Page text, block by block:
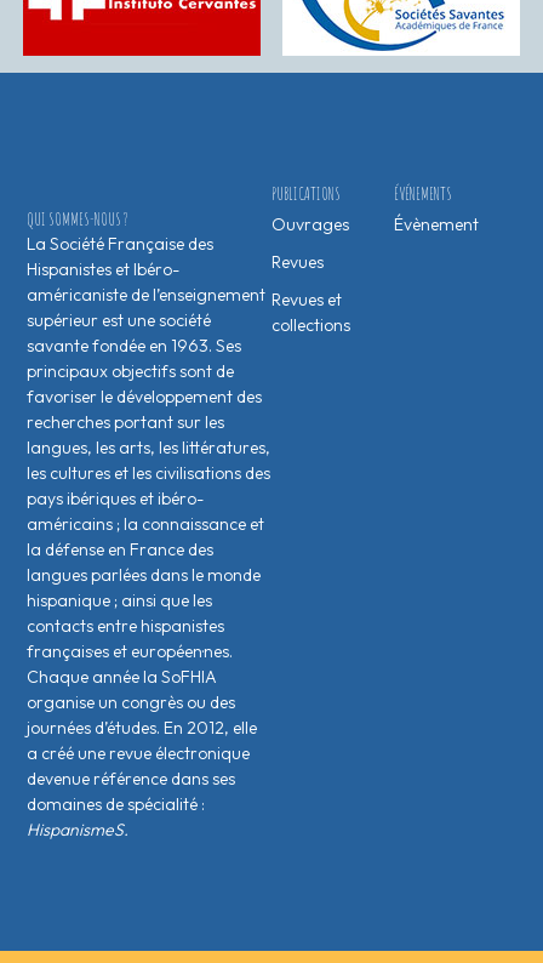
ÉVÉNEMENTS
Évènement
PUBLICATIONS
Ouvrages
Revues
Revues et
collections
QUI SOMMES-NOUS ?
La Société Française des
Hispanistes et Ibéro-
américaniste de l’enseignement
supérieur est une société
savante fondée en 1963. Ses
principaux objectifs sont de
favoriser le développement des
recherches portant sur les
langues, les arts, les littératures,
les cultures et les civilisations des
pays ibériques et ibéro-
américains ; la connaissance et
la défense en France des
langues parlées dans le monde
hispanique ; ainsi que les
contacts entre hispanistes
français·es et européen·nes.
Chaque année la SoFHIA
organise un congrès ou des
journées d’études. En 2012, elle
a créé une revue électronique
devenue référence dans ses
domaines de spécialité :
HispanismeS.